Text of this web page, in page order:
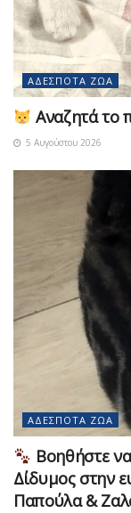
ΑΔΈΣΠΟΤΑ ΖΏΑ
Αναζητά το
5 Αυγούστου 2026
ΑΔΈΣΠΟΤΑ ΖΏΑ
Βοηθήστε
Δίδυμος στην
Παπούλα &